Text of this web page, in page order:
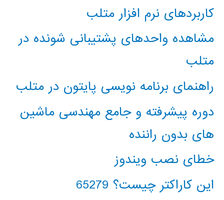
کاربردهای نرم افزار متلب
مشاهده واحدهای پشتیبانی شونده در
متلب
راهنمای برنامه نویسی پایتون در متلب
دوره پیشرفته و جامع مهندسی ماشین
های بدون راننده
خطای نصب ویندوز
این کاراکتر چیست؟ 65279